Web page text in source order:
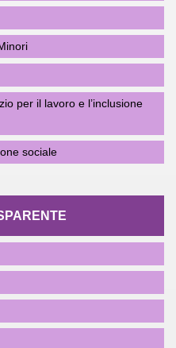
per il lavoro e l’inclusione
sociale